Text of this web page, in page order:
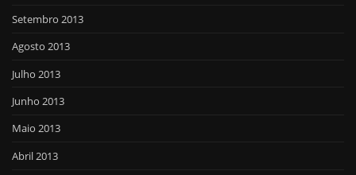
Setembro 2013
Agosto 2013
Julho 2013
Junho 2013
Maio 2013
Abril 2013